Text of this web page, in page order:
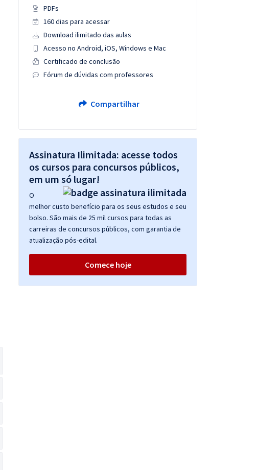
PDFs
160 dias para acessar
Download ilimitado das aulas
Acesso no Android, iOS, Windows e Mac
Certificado de conclusão
Fórum de dúvidas com professores
Compartilhar
Assinatura Ilimitada: acesse todos
os cursos para concursos públicos,
em um só lugar!
O
melhor custo benefício para os seus estudos e seu
bolso. São mais de 25 mil cursos para todas as
carreiras de concursos públicos, com garantia de
atualização pós-edital.
Comece hoje